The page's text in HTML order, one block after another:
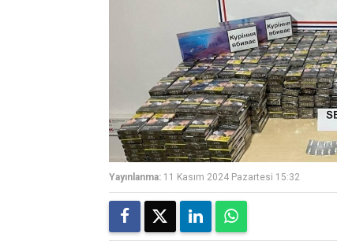
Yayınlanma: 11 Kasım 2024 Pazartesi 15:32